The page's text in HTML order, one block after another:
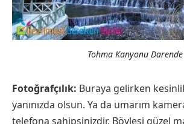
Tohma Kanyonu Darende
Fotoğrafçılık: Buraya gelirken
yanınızda olsun. Ya da umarım
telefona sahipsinizdir. Böylesi güzel